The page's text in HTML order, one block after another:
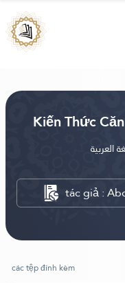
Kiến Thức
tác giả :
các tệp đính kèm